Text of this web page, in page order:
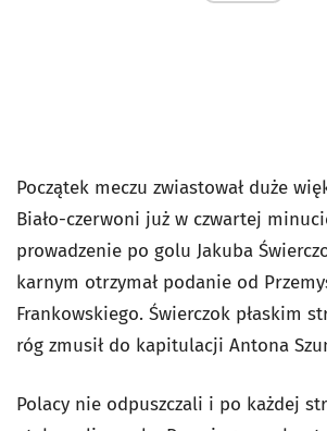
Początek meczu zwiastował duże
Biało-czerwoni już w czwartej
prowadzenie po golu Jakuba
karnym otrzymał podanie od
Frankowskiego. Świerczok płaskim
róg zmusił do kapitulacji Antona
Polacy nie odpuszczali i po każdej